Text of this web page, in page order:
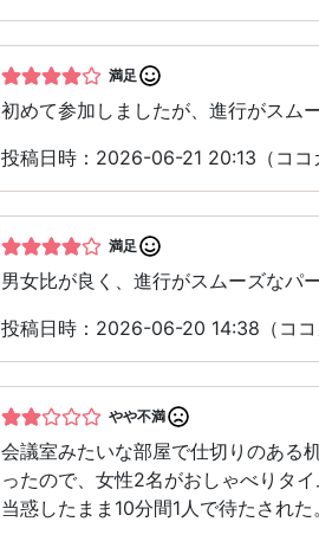
満足
初めて参加しましたが、進行がスム
投稿日時：2026-06-21 20:13（ココ
満足
男女比が良く、進行がスムーズなパ
投稿日時：2026-06-20 14:38（ココ
やや不満
会議室みたいな部屋で仕切りのある
ったので、女性2名がおしゃべりタ
当惑したまま10分間1人で待たされた。